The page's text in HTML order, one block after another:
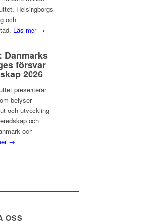
Helsingborgs
och
Läs mer →
Danmarks
försvar
2026
presenterar
belyser
och utveckling
och
och
→
OSS